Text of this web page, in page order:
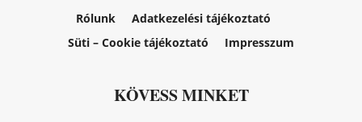
Rólunk
Adatkezelési tájékoztató
Süti – Cookie tájékoztató
Impresszum
KÖVESS MINKET